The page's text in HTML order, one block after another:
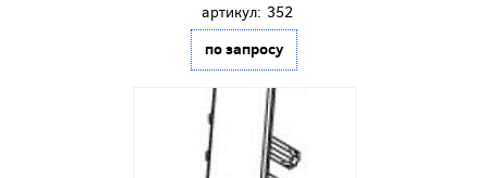
артикул: 352
по запросу